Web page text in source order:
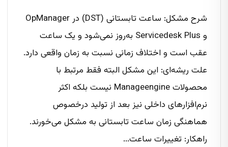
شرح مشکل: ساعت تابستانی (DST) در OpManager
و Servicedesk Plus به‌روز نمی‌شود و یک ساعت
عقب است و اختلاف زمانی نسبت به زمان واقعی دارد.
علت ریشه‌ای: این مشکل البته فقط مرتبط با
محصولات Manageengine نیست بلکه اکثر
نرم‌افزارهای داخلی نیز بعد از تولید درخصوص
هماهنگی زمان ساعت تابستانی به مشکل می‌خورند.
راهکار: تغییرات ساعت...